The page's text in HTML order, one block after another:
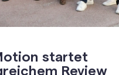
startet
Review